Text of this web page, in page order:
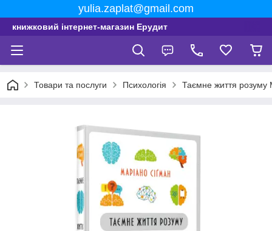
yulia.zaplat@gmail.com
книжковий інтернет-магазин Ерудит
Товари та послуги Психологія Таємне життя розуму